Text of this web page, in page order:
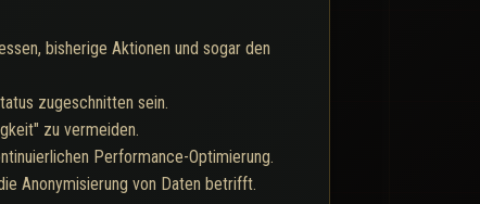
bisherige Aktionen und sogar den
zugeschnitten sein.
zu vermeiden.
Performance-Optimierung.
Anonymisierung von Daten betrifft.